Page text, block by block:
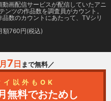
画配信サービスが配信していたアニ
ンツの作品数を調査員がカウント。
数のカウントにあたって、TVシリ
額760円(税込)
月 7 日 まで無料／
イ以外もOK
無料でおためし